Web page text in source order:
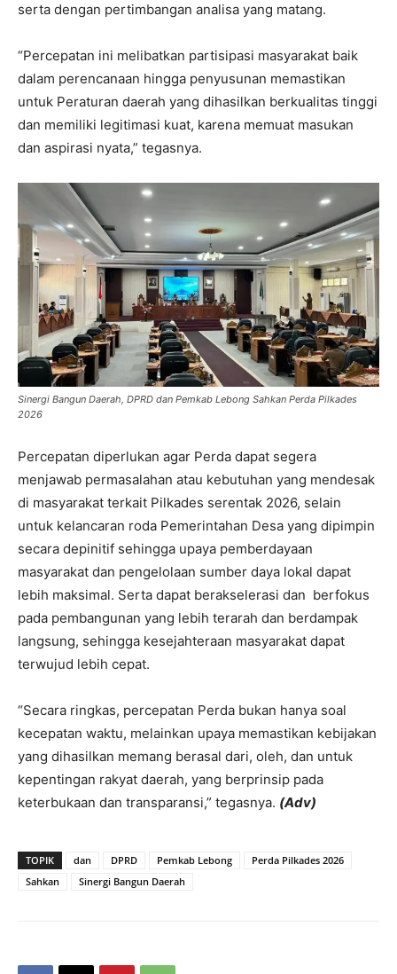
serta dengan pertimbangan analisa yang matang.
“Percepatan ini melibatkan partisipasi masyarakat baik
dalam perencanaan hingga penyusunan memastikan
untuk Peraturan daerah yang dihasilkan berkualitas tinggi
dan memiliki legitimasi kuat, karena memuat masukan
dan aspirasi nyata,” tegasnya.
Sinergi Bangun Daerah, DPRD dan Pemkab Lebong Sahkan Perda Pilkades
2026
Percepatan diperlukan agar Perda dapat segera
menjawab permasalahan atau kebutuhan yang mendesak
di masyarakat terkait Pilkades serentak 2026, selain
untuk kelancaran roda Pemerintahan Desa yang dipimpin
secara depinitif sehingga upaya pemberdayaan
masyarakat dan pengelolaan sumber daya lokal dapat
lebih maksimal. Serta dapat berakselerasi dan berfokus
pada pembangunan yang lebih terarah dan berdampak
langsung, sehingga kesejahteraan masyarakat dapat
terwujud lebih cepat.
“Secara ringkas, percepatan Perda bukan hanya soal
kecepatan waktu, melainkan upaya memastikan kebijakan
yang dihasilkan memang berasal dari, oleh, dan untuk
kepentingan rakyat daerah, yang berprinsip pada
keterbukaan dan transparansi,” tegasnya. (Adv)
TOPIK dan DPRD Pemkab Lebong
Perda Pilkades 2026
Sahkan
Sinergi Bangun Daerah